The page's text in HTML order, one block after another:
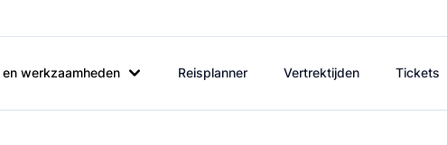
werkzaamheden Reisplanner Vertrektijden Tickets